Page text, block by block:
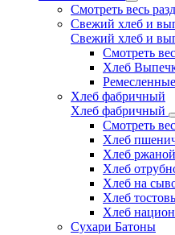
Смотреть весь
Свежий хлеб и
Свежий хлеб и
Смотреть
Хлеб
Хлеб фабричный
Хлеб фабричный
Смотреть
Хлеб
Хлеб ржаной
Хлеб
Хлеб на
Хлеб
Хлеб
Сухари Батоны